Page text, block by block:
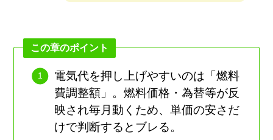
この章のポイント
電気代を押し上げやすいのは「燃料
費調整額」。燃料価格・為替等が反
映され毎月動くため、単価の安さだ
けで判断するとブレる。